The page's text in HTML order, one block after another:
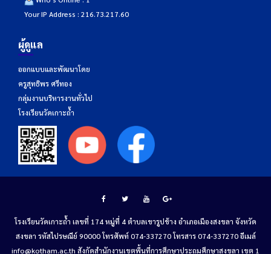
Your IP Address : 216.73.217.60
ผู้ดูแล
ออกแบบและพัฒนาโดย
ครูสุทธิพร ศรีทอง
กลุ่มงานบริหารงานทั่วไป
โรงเรียนวัดเกาะถ้ำ
โรงเรียนวัดเกาะถ้ำ เลขที่ 174 หมู่ที่ 4 ตำบลเขารูปช้าง อำเภอเมืองสงขลา จังหวัด
สงขลา รหัสไปรษณีย์ 90000 โทรศัพท์ 074-337270 โทรสาร 074-337270 อีเมล์
info@kotham.ac.th สังกัดสำนักงานเขตพื้นที่การศึกษาประถมศึกษาสงขลา เขต 1